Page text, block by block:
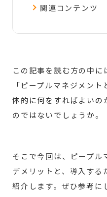
関連コンテンツ
この記事を読む方の中に
「ピープルマネジメン
体的に何をすればよいの
のではないでしょうか。
そこで今回は、ピープル
デメリットと、導入する
紹介します。ぜひ参考に